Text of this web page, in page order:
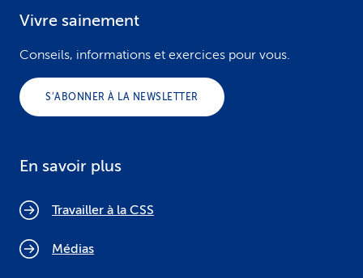
Vivre sainement
Conseils, informations et exercices pour vous.
S’ABONNER À LA NEWSLETTER
En savoir plus
Travailler à la CSS
Médias